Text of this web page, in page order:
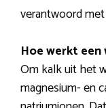
verantwoord
Hoe werkt
Om kalk uit het
magnesium- en